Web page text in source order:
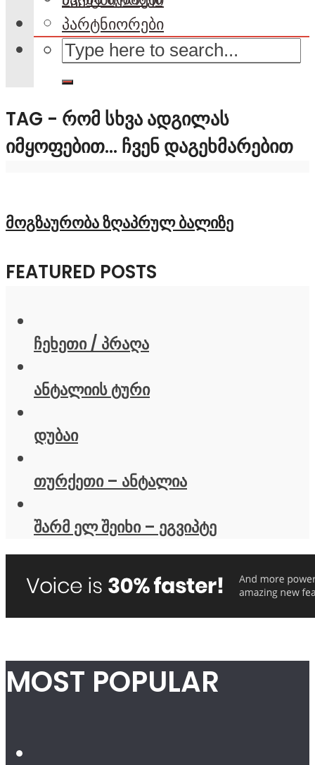
პარტნიორები
TAG - ᲠᲝᲛ ᲡᲮᲕᲐ ᲐᲓᲒᲘᲚᲐᲡ
ᲘᲛᲧᲝᲤᲔᲑᲘᲗ… ᲩᲕᲔᲜ ᲓᲐᲒᲔᲮᲛᲐᲠᲔᲑᲘᲗ
მოგზაურობა ზღაპრულ ბალიზე
FEATURED POSTS
ჩეხეთი / პრაღა
ანტალიის ტური
დუბაი
თურქეთი – ანტალია
შარმ ელ შეიხი – ეგვიპტე
MOST POPULAR